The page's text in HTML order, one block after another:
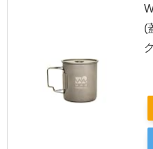
(